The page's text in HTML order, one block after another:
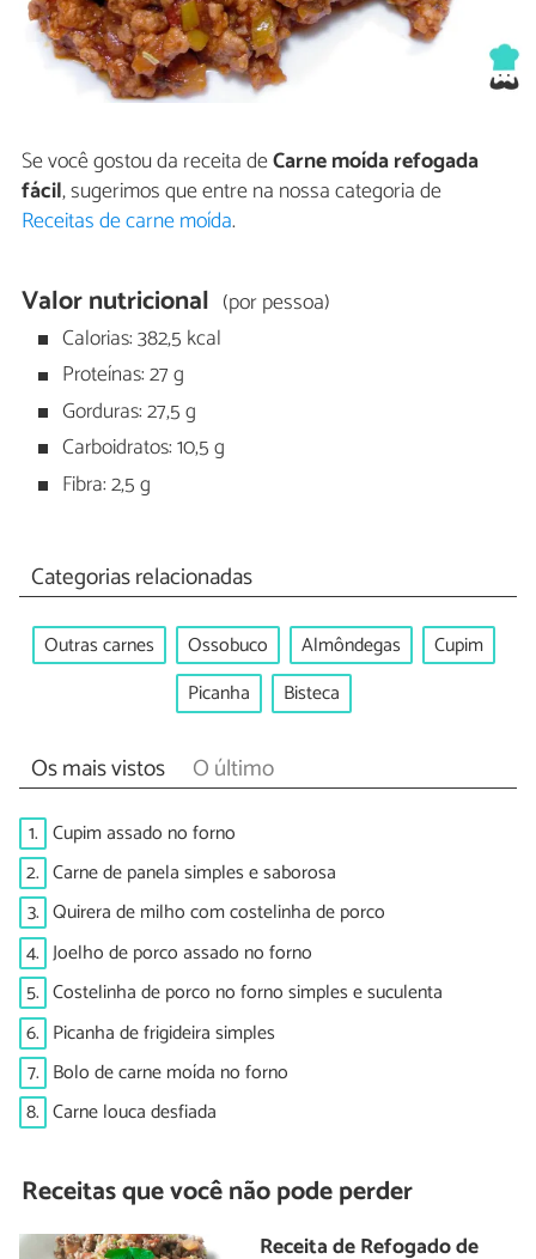
Se você gostou da receita deCarne moída refogada
fácil, sugerimos que entre na nossa categoria de
Receitas de carne moída.
Valor nutricional (por pessoa)
Calorias: 382,5 kcal
Proteínas: 27 g
Gorduras: 27,5 g
Carboidratos: 10,5 g
Fibra: 2,5 g
Categorias relacionadas
Outras carnes Ossobuco Almôndegas
Cupim
Picanha
Bisteca
Os mais vistos O último
1. Cupim assado no forno
2. Carne de panela simples e saborosa
3. Quirera de milho com costelinha de porco
4. Joelho de porco assado no forno
5. Costelinha de porco no forno simples e suculenta
6. Picanha de frigideira simples
7. Bolo de carne moída no forno
8. Carne louca desfiada
Receitas que você não pode perder
Receita de Refogado de